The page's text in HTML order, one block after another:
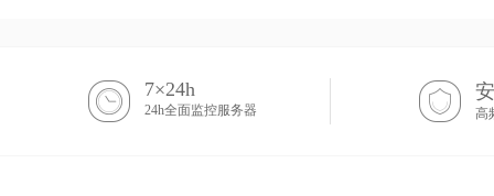
7×24h
24h全面监控服务器 高